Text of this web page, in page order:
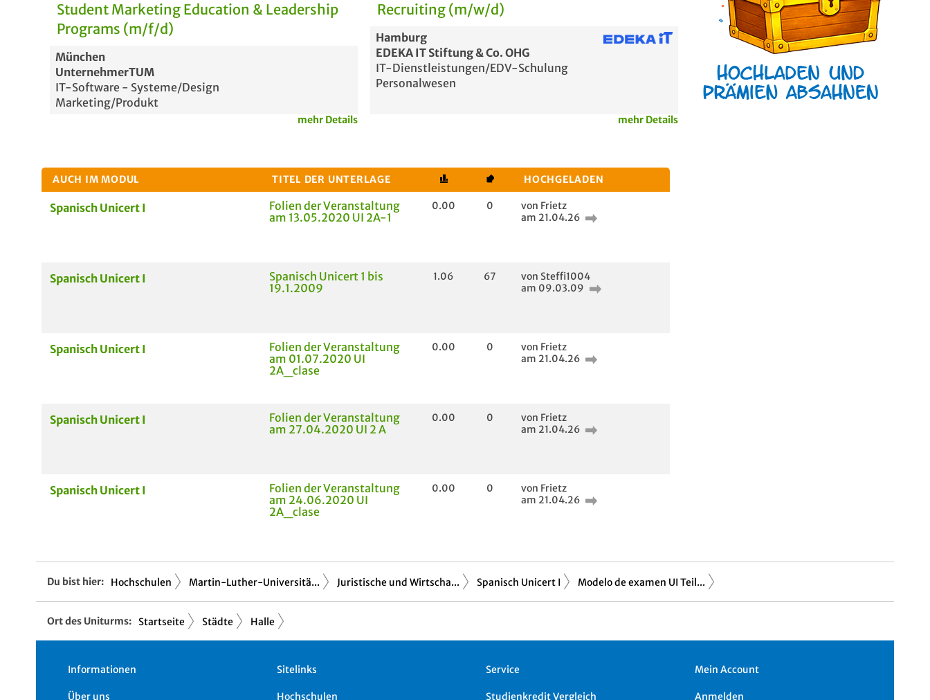
Student Marketing Education & Leadership
Programs (m/f/d)
München
UnternehmerTUM
IT-Software - Systeme/Design
Marketing/Produkt
mehr Details
Recruiting (m/w/d)
Hamburg
EDEKA IT Stiftung & Co. OHG
IT-Dienstleistungen/EDV-Schulung
Personalwesen
mehr Details
AUCH IM MODUL TITEL DER UNTERLAGE HOCHGELADEN
Spanisch Unicert I
Folien der Veranstaltung
am 13.05.2020 UI 2A-1
0.00 0
von Frietz
am 21.04.26
Spanisch Unicert I
Spanisch Unicert 1 bis
19.1.2009
1.06 67
von Steffi1004
am 09.03.09
Spanisch Unicert I
Folien der Veranstaltung
am 01.07.2020 UI
2A_clase
0.00 0
von Frietz
am 21.04.26
Spanisch Unicert I
Folien der Veranstaltung
am 27.04.2020 UI 2 A
0.00 0
von Frietz
am 21.04.26
Spanisch Unicert I
Folien der Veranstaltung
am 24.06.2020 UI
2A_clase
0.00 0
von Frietz
am 21.04.26
Du bist hier: Hochschulen Martin-Luther-Universitä... Juristische und Wirtscha... Spanisch Unicert I Modelo de examen UI Teil...
Ort des Uniturms: Startseite Städte Halle
Informationen
Über uns
Sitelinks
Hochschulen
Service
Studienkredit Vergleich
Mein Account
Anmelden